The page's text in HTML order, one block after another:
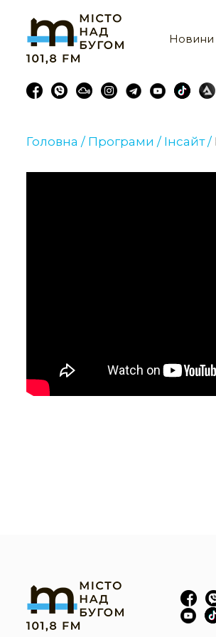
Новини
Головна / Програми / Інсайт /